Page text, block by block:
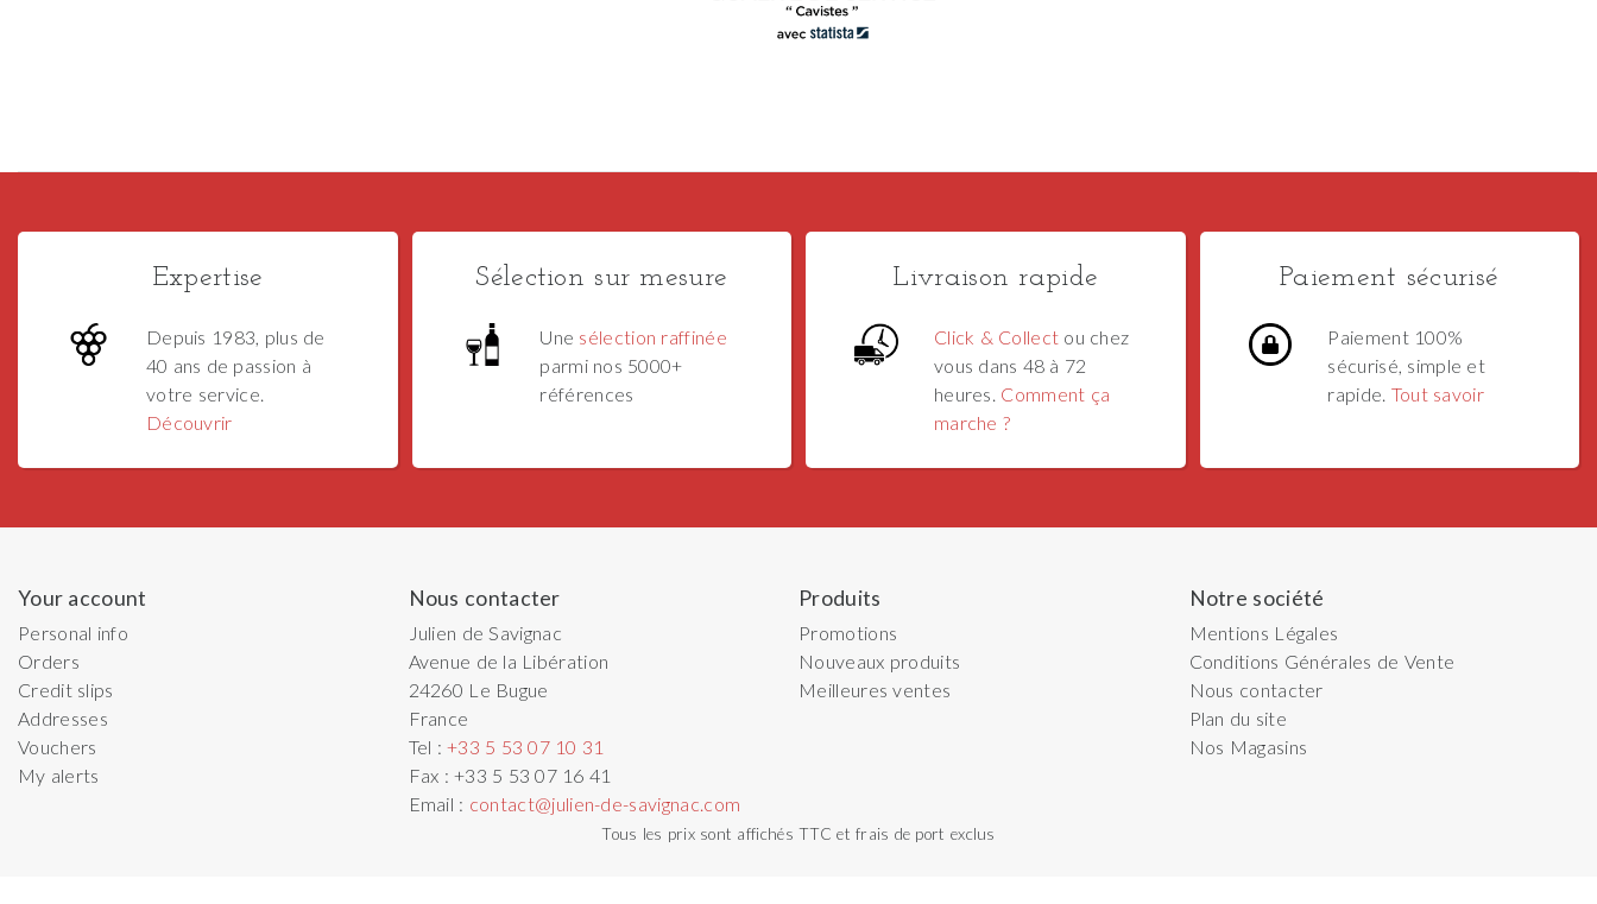
Expertise
Depuis 1983, plus de
40 ans de passion à
votre service.
Découvrir
Sélection sur mesure
Une sélection raffinée
parmi nos 5000+
références
Livraison rapide
Click & Collect ou chez
vous dans 48 à 72
heures. Comment ça
marche ?
Paiement sécurisé
Paiement 100%
sécurisé, simple et
rapide. Tout savoir
Your account
Personal info
Orders
Credit slips
Addresses
Vouchers
My alerts
Nous contacter
Julien de Savignac
Avenue de la Libération
24260 Le Bugue
France
Tel :+33 5 53 07 10 31
Fax :+33 5 53 07 16 41
Email : contact@julien-de-savignac.com
Produits
Promotions
Nouveaux produits
Meilleures ventes
Notre société
Mentions Légales
Conditions Générales de Vente
Nous contacter
Plan du site
Nos Magasins
Tous les prix sont affichés TTC et frais de port exclus